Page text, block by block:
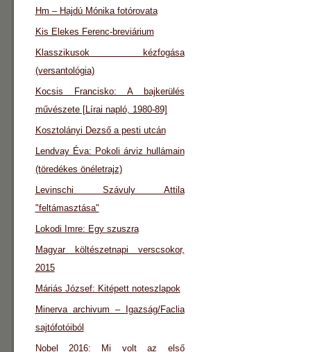
Hm – Hajdú Mónika fotórovata
Kis Elekes Ferenc-breviárium
Klasszikusok kézfogása
(versantológia)
Kocsis Francisko: A bajkerülés
művészete [Lírai napló, 1980-89]
Kosztolányi Dezső a pesti utcán
Lendvay Éva: Pokoli árviz hullámain
(töredékes önéletrajz)
Levinschi Szávuly Attila
"feltámasztása"
Lokodi Imre: Egy szuszra
Magyar költészetnapi verscsokor,
2015
Máriás József: Kitépett noteszlapok
Minerva archivum – Igazság/Faclia
sajtófotóiból
Nobel 2016: Mi volt az első